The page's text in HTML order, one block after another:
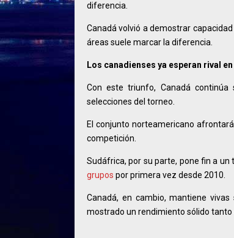
diferencia.
Canadá volvió a demostrar
áreas suele marcar la diferencia.
Los canadienses ya esperan rival
Con este triunfo, Canadá
selecciones del torneo.
El conjunto norteamericano
competición.
Sudáfrica, por su parte, pone fin a
grupos por primera vez desde 2010.
Canadá, en cambio, mantiene
mostrado un rendimiento sólido tanto